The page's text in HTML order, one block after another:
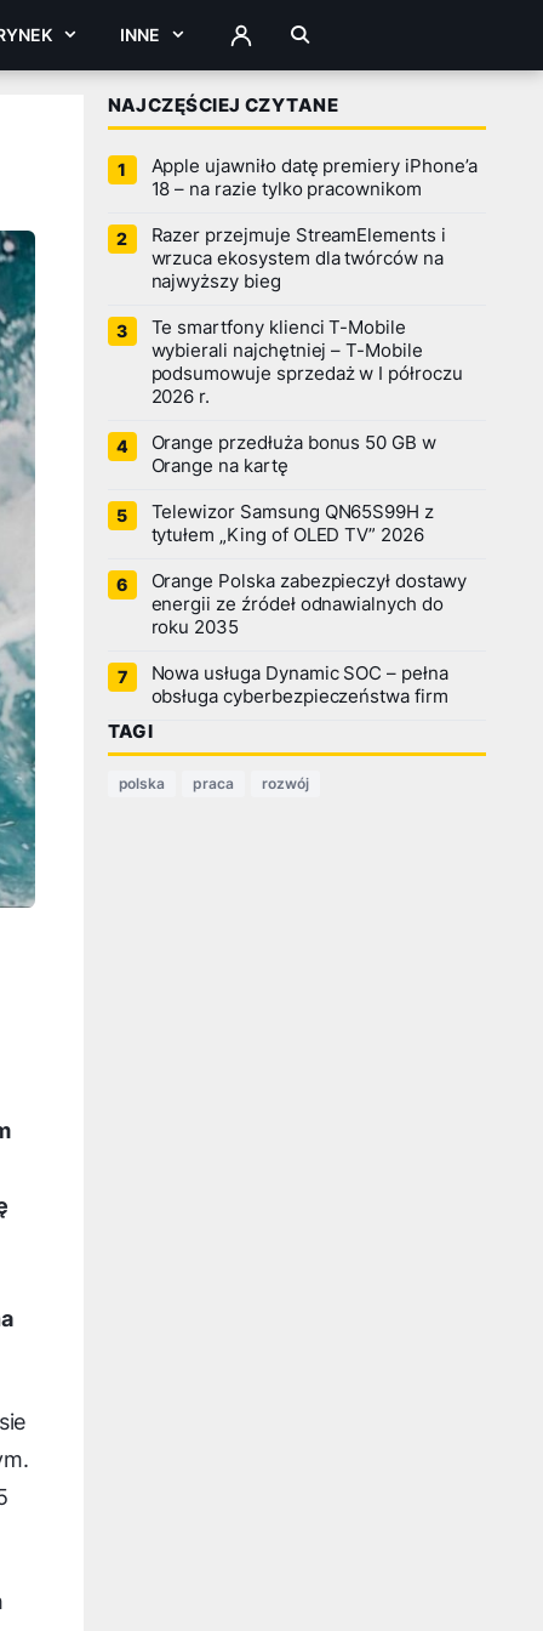
INNE ZALOGUJ
NAJCZĘŚCIEJ CZYTANE
Apple ujawniło datę premiery iPhone’a
18 – na razie tylko pracownikom
Razer przejmuje StreamElements i
wrzuca ekosystem dla twórców na
najwyższy bieg
Te smartfony klienci T-Mobile
wybierali najchętniej – T-Mobile
podsumowuje sprzedaż w I półroczu
2026 r.
Orange przedłuża bonus 50 GB w
Orange na kartę
Telewizor Samsung QN65S99H z
tytułem „King of OLED TV” 2026
Orange Polska zabezpieczył dostawy
energii ze źródeł odnawialnych do
roku 2035
Nowa usługa Dynamic SOC – pełna
obsługa cyberbezpieczeństwa firm
TAGI
polska praca rozwój